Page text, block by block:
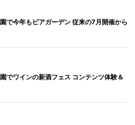
で今年もビアガーデン 従来の7月開催から
でワインの新酒フェス コンテンツ体験＆